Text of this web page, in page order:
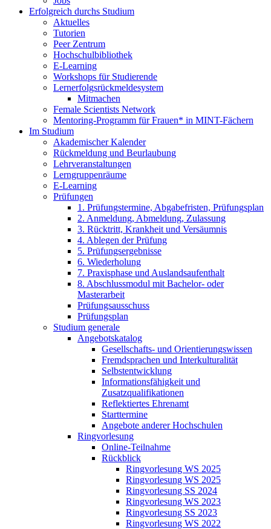
Erfolgreich durchs Studium
Aktuelles
Tutorien
Peer Zentrum
Hochschulbibliothek
E-Learning
Workshops für Studierende
Lernerfolgsrückmeldesystem
Mitmachen
Female Scientists Network
Mentoring-Programm für Frauen* in MINT-Fächern
Im Studium
Akademischer Kalender
Rückmeldung und Beurlaubung
Lehrveranstaltungen
Lerngruppenräume
E-Learning
Prüfungen
1. Prüfungstermine, Abgabefristen, Prüfungsplan
2. Anmeldung, Abmeldung, Zulassung
3. Rücktritt, Krankheit und Versäumnis
4. Ablegen der Prüfung
5. Prüfungsergebnisse
6. Wiederholung
7. Praxisphase und Auslandsaufenthalt
8. Abschlussmodul mit Bachelor- oder
Masterarbeit
Prüfungsausschuss
Prüfungsplan
Studium generale
Angebotskatalog
Gesellschafts- und Orientierungswissen
Fremdsprachen und Interkulturalität
Selbstentwicklung
Informationsfähigkeit und
Zusatzqualifikationen
Reflektiertes Ehrenamt
Starttermine
Angebote anderer Hochschulen
Ringvorlesung
Online-Teilnahme
Rückblick
Ringvorlesung WS 2025
Ringvorlesung WS 2025
Ringvorlesung SS 2024
Ringvorlesung WS 2023
Ringvorlesung SS 2023
Ringvorlesung WS 2022